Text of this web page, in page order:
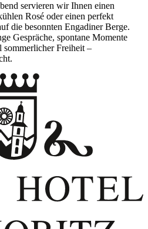
servieren wir Ihnen einen
Rosé oder einen perfekt
die besonnten Engadiner Berge.
Gespräche, spontane Momente
sommerlicher Freiheit –